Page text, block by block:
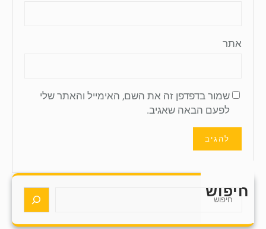
אתר
שמור בדפדפן זה את השם, האימייל והאתר שלי
לפעם הבאה שאגיב.
חיפוש
S
a